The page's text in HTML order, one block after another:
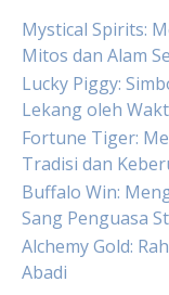
Mystical Spirits:
Mitos dan Alam
Lucky Piggy:
Lekang oleh
Fortune Tiger:
Tradisi dan
Buffalo Win:
Sang Penguasa
Alchemy Gold:
Abadi